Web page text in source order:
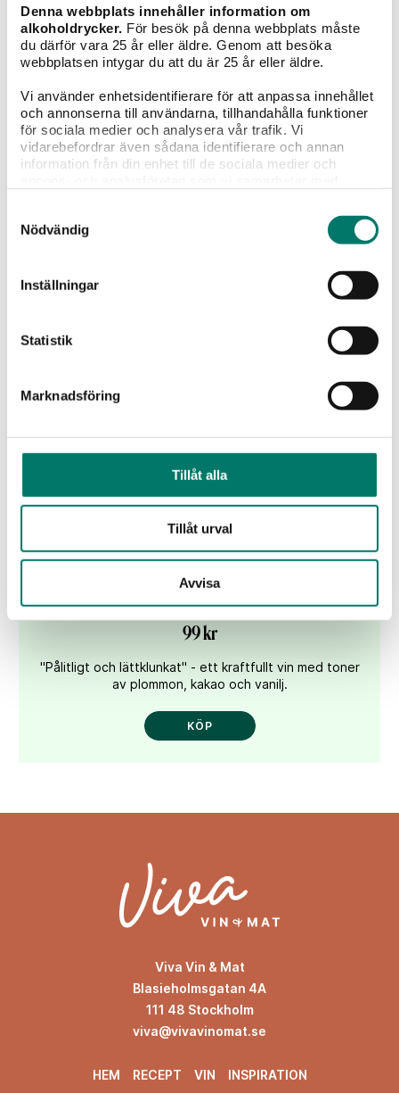
Denna webbplats innehåller information om
alkoholdrycker. För besök på denna webbplats måste
du därför vara 25 år eller äldre. Genom att besöka
webbplatsen intygar du att du är 25 år eller äldre.
Vi använder enhetsidentifierare för att anpassa innehållet
och annonserna till användarna, tillhandahålla funktioner
för sociala medier och analysera vår trafik. Vi
vidarebefordrar även sådana identifierare och annan
information från din enhet till de sociala medier och
information som du har tillhandahållit eller som de har
samlat in när du har använt deras tjänster.
Nödvändig
Inställningar
Statistik
Marknadsföring
Tillåt alla
Tillåt urval
Avvisa
Periquita Reserva BIB
"Egentligen den enda röda box man behöver!" - Hello
99 kr
"Pålitligt och lättklunkat" - ett kraftfullt vin med toner
av plommon, kakao och vanilj.
KÖP
Viva Vin & Mat
Blasieholmsgatan 4A
111 48 Stockholm
viva@vivavinomat.se
HEM RECEPT VIN INSPIRATION